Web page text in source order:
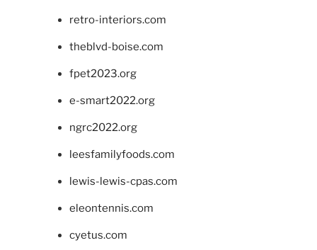
retro-interiors.com
theblvd-boise.com
fpet2023.org
e-smart2022.org
ngrc2022.org
leesfamilyfoods.com
lewis-lewis-cpas.com
eleontennis.com
cyetus.com